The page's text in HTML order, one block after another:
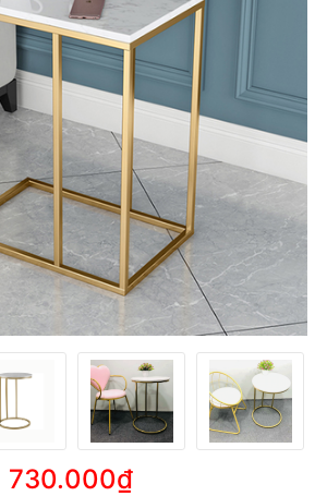
730.000₫